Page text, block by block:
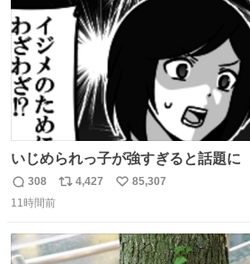
いじめられっ子が強すぎると話題に
返
信
308
リ
ト
4,427
い
数
85,307
11時間前